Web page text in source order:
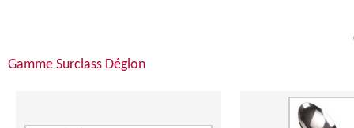
Gamme Surclass Déglon